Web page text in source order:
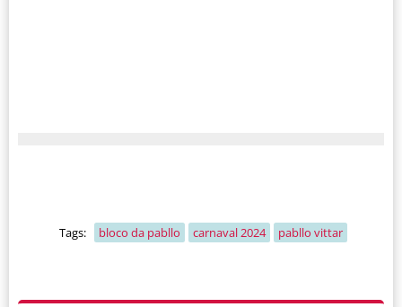
Tags: bloco da pabllo carnaval 2024 pabllo vittar